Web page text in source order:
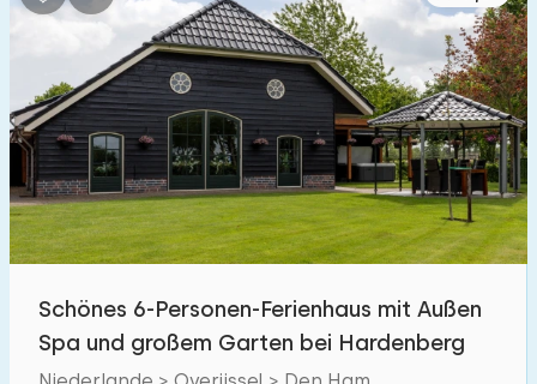
Hallenbad 39
Freibad 18
Kinderanimation 25
Kindereinrichtungen im Park 35
Zugänglichkeit
Eingeschränkte Mobilität
Schönes 6-Personen-Ferienhaus mit Außen
Spa und großem Garten bei Hardenberg